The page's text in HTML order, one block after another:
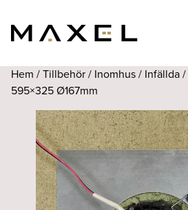
Hem /Tillbehör/ Inomhus/ Infällda/
595×325 Ø167mm